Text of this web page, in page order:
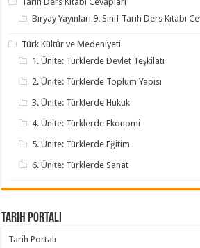
Biryay Yayınları 9. Sınıf Tarih Ders Kitabı
Türk Kültür ve Medeniyeti
1. Ünite: Türklerde Devlet Teşkilatı
2. Ünite: Türklerde Toplum Yapısı
3. Ünite: Türklerde Hukuk
4. Ünite: Türklerde Ekonomi
5. Ünite: Türklerde Eğitim
6. Ünite: Türklerde Sanat
Tarih Portalı
Tarih Portalı